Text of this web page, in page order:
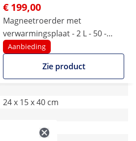
€ 199,00
Magneetroerder met
verwarmingsplaat - 2 L - 50 -
1500 rpm
Aanbieding
Zie product
24 x 15 x 40 cm